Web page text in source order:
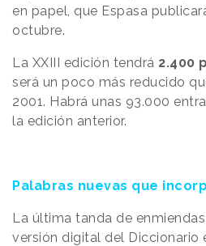
en papel, que Espasa
octubre.
La XXIII edición tendrá 2.400
será un poco más reducido
2001. Habrá unas 93.000
la edición anterior.
Palabras nuevas que
La última tanda de
versión digital del Diccionario